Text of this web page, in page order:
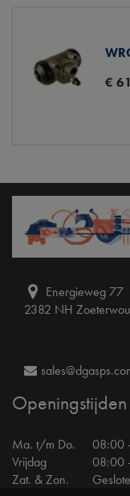
€ 61
Energieweg 77
2382 NH
Openingstijden
Ma. t/m Do.
08:00
Vrijdag
08:00
Zat. & Zon.